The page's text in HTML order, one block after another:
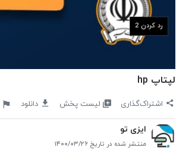
رد کردن 1
لپتاپ hp
اشتراک‌گذاری لیست پخش دانلود
ایزی تو
منتشر شده در تاریخ ۱۴۰۰/۰۳/۲۶